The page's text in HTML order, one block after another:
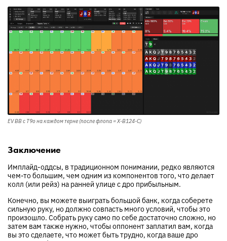
EV BB с T9o на каждом терне (после флопа = X-B124-C)
Заключение
Имплайд-оддсы, в традиционном понимании, редко являются
чем-то большим, чем одним из компонентов того, что делает
колл (или рейз) на ранней улице с дро прибыльным.
Конечно, вы можете выиграть большой банк, когда соберете
сильную руку, но должно совпасть много условий, чтобы это
произошло. Собрать руку само по себе достаточно сложно, но
затем вам также нужно, чтобы оппонент заплатил вам, когда
вы это сделаете, что может быть трудно, когда ваше дро